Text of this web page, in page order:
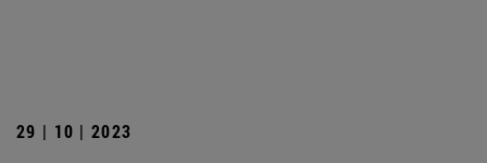
29 | 10 | 2023